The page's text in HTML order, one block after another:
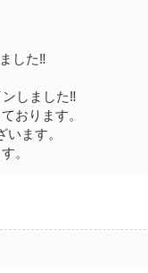
した‼︎
しました‼︎
おります。
ます。
。